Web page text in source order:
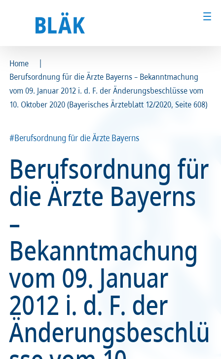
Ärztinnen und Ärzte
MFA & Fachpersonal
Patientinnen und Patienten
Kammer & Politik
Presse
Recht
Service & Kontakt
meineBLÄK
Ärztinnen und Ärzte
MFA & Fachpersonal
Patientinnen und Patienten
Kammer & Politik
Presse
Recht
Service & Kontakt
meineBLÄK
Home
|
Berufsordnung für die Ärzte Bayerns – Bekanntmachung
vom 09. Januar 2012 i. d. F. der Änderungsbeschlüsse vom
10. Oktober 2020 (Bayerisches Ärzteblatt 12/2020, Seite 608)
#Berufsordnung für die Ärzte Bayerns
Berufsordnung für
die Ärzte Bayerns
–
Bekanntmachung
vom 09. Januar
2012 i. d. F. der
Änderungsbeschlü